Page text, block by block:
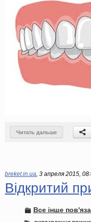
Читать дальше
breket.in.ua, 3 апреля 2015,
Відкритий
Все інше